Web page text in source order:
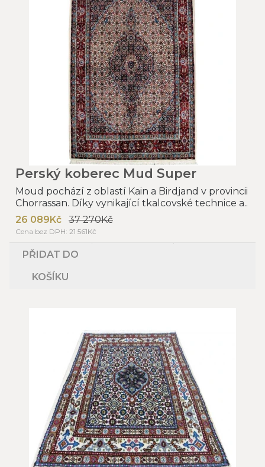
Perský koberec Mud Super
Moud pochází z oblastí Kain a Birdjand v provincii
Chorrassan. Díky vynikající tkalcovské technice a..
26 089Kč
37 270Kč
Cena bez DPH: 21 561Kč
PŘIDAT DO
KOŠÍKU